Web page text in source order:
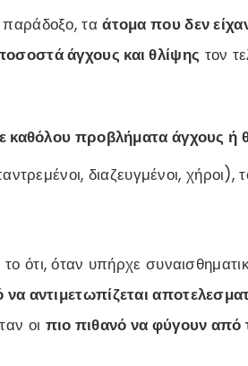
παράδοξο, ταάτομα που δεν
άγχους και θλίψης τον
καθόλου προβλήματα άγχους ή
διαζευγμένοι, χήροι),
ότι, όταν υπήρχε
αντιμετωπίζεται
οι πιο πιθανό να φύγουν από